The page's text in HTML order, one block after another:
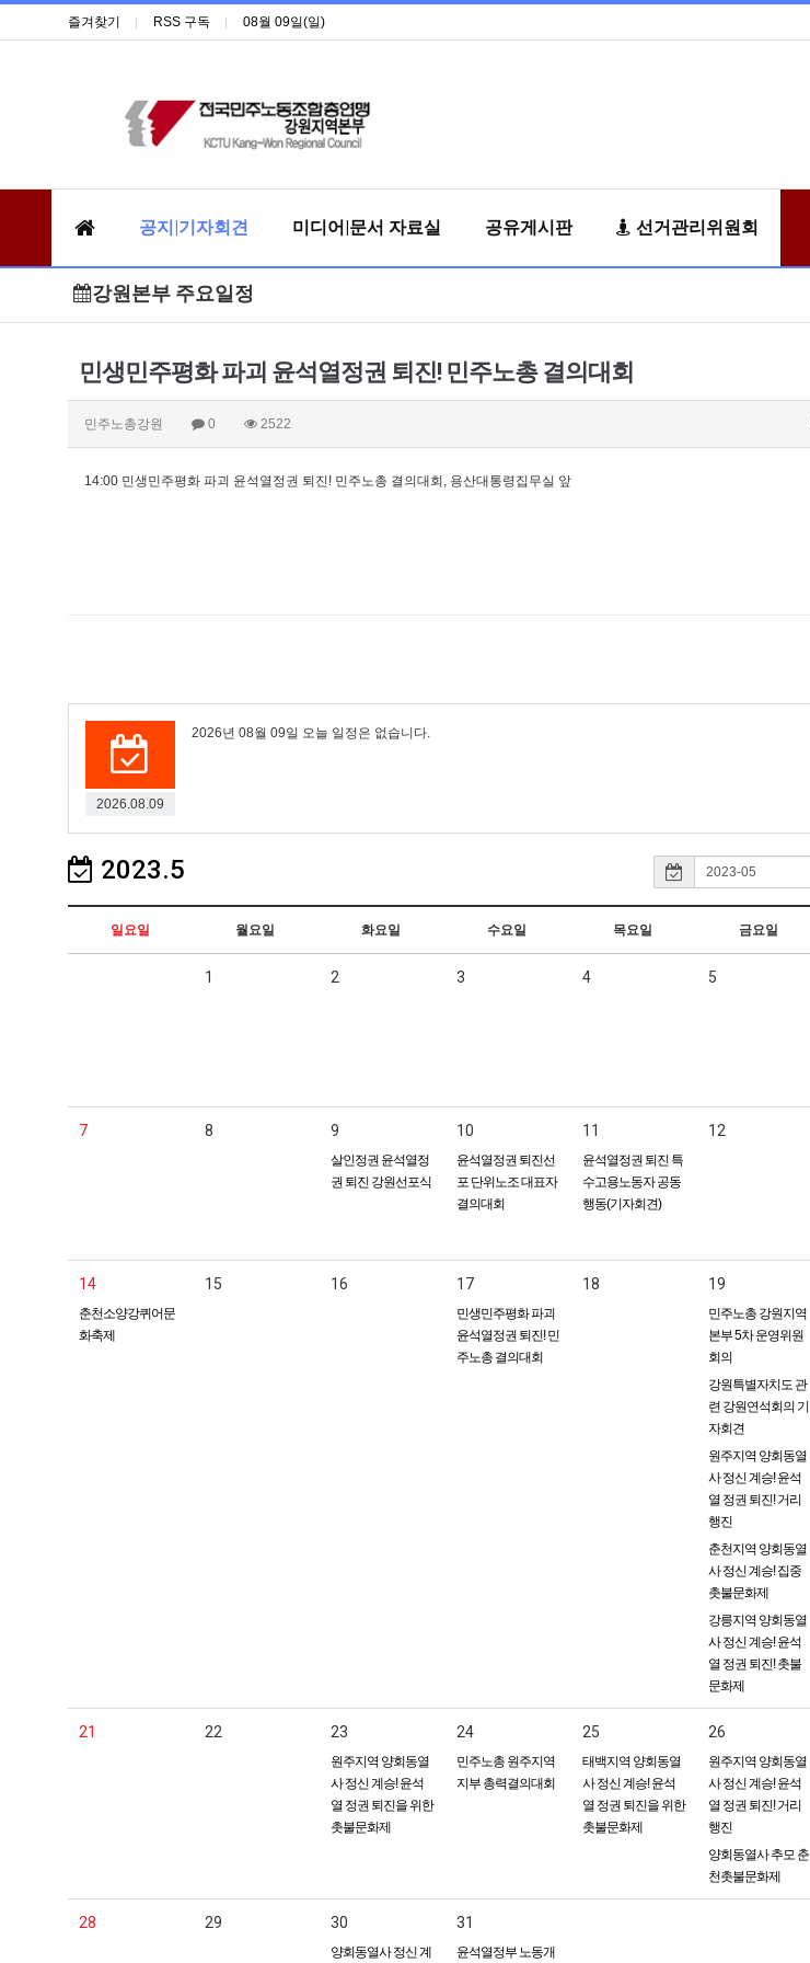
즐겨찾기 RSS 구독 08월 09일(일)
공지|기자회견 미디어|문서 자료실 공유게시판 선거관리위원회
강원본부 주요일정
민생민주평화 파괴 윤석열정권 퇴진! 민주노총 결의대회
민주노총강원 0 2522
14:00 민생민주평화 파괴 윤석열정권 퇴진! 민주노총 결의대회, 용산대통령집무실 앞
2026.08.09
2026년 08월 09일 오늘 일정은 없습니다.
2023.5
일요일 월요일 화요일 수요일 목요일 금요일
1 2 3 4 5
7 8 9
살인정권 윤석열정
권 퇴진 강원선포식
10
윤석열정권 퇴진선
포 단위노조 대표자
결의대회
11
윤석열정권 퇴진 특
수고용노동자 공동
행동(기자회견)
12
14
춘천소양강퀴어문
화축제
15 16 17
민생민주평화 파괴
윤석열정권 퇴진! 민
주노총 결의대회
18 19
민주노총 강원지역
본부 5차 운영위원
회의
강원특별자치도 관
련 강원연석회의 기
자회견
원주지역 양회동열
사 정신 계승! 윤석
열 정권 퇴진! 거리
행진
춘천지역 양회동열
사 정신 계승! 집중
촛불문화제
강릉지역 양회동열
사 정신 계승! 윤석
열 정권 퇴진! 촛불
문화제
21 22 23
원주지역 양회동열
사 정신 계승! 윤석
열 정권 퇴진을 위한
촛불문화제
24
민주노총 원주지역
지부 총력결의대회
25
태백지역 양회동열
사 정신 계승! 윤석
열 정권 퇴진을 위한
촛불문화제
26
원주지역 양회동열
사 정신 계승! 윤석
열 정권 퇴진! 거리
행진
양회동열사 추모 춘
천촛불문화제
28 29 30
양회동열사 정신 계
31
윤석열정부 노동개